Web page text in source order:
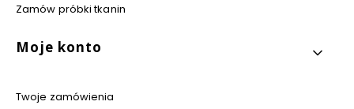
Zamów próbki tkanin
Moje konto
Twoje zamówienia